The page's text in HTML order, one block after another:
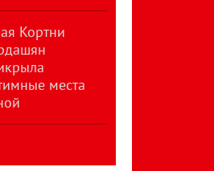
Кортни
места